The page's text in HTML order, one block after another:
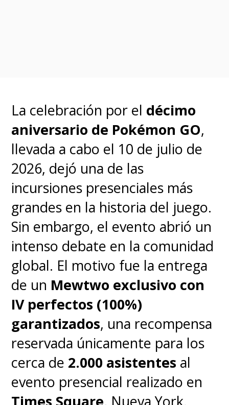
finalizar la temporada en el
ranking más alto de cada
zona geográfica.
En la categoría Master, los
jugadores de Latinoamérica
deben asegurar un puesto en el
Top 125 regionalpara clasificar.
Por su parte, los mercados de
Europa y Norteamérica
requieren alcanzar el
mientras que Asia opera bajo su
propio formato nacional.
Adicionalmente, existe una vía
rápida mediante invitaciones
La celebración por el décimo
aniversario de Pokémon GO,
llevada a cabo el 10 de julio de
2026, dejó una de las
incursiones presenciales más
grandes en la historia del juego.
Sin embargo, el evento abrió un
intenso debate en la comunidad
global. El motivo fue la entrega
de un Mewtwo exclusivo con
IV perfectos (100%)
garantizados, una recompensa
reservada únicamente para los
cerca de 2.000 asistentes al
evento presencial realizado en
Times Square, Nueva York.